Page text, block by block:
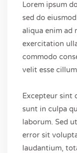
Lorem ipsum
sed do
aliqua enim ad
exercitation
commodo
velit esse
Excepteur sint
sunt in culpa
laborum. Sed
error sit
laudantium,